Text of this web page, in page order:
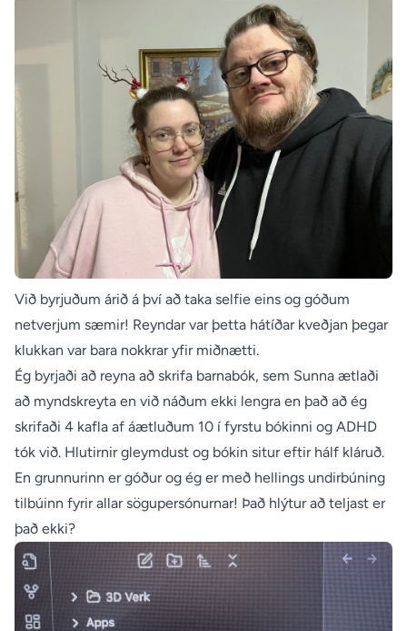
Við byrjuðum árið á því að taka selfie eins og góðum
netverjum sæmir! Reyndar var þetta hátíðar kveðjan þegar
klukkan var bara nokkrar yfir miðnætti.
Ég byrjaði að reyna að skrifa barnabók, sem Sunna ætlaði
að myndskreyta en við náðum ekki lengra en það að ég
skrifaði 4 kafla af áætluðum 10 í fyrstu bókinni og ADHD
tók við. Hlutirnir gleymdust og bókin situr eftir hálf kláruð.
En grunnurinn er góður og ég er með hellings undirbúning
tilbúinn fyrir allar sögupersónurnar! Það hlýtur að teljast er
það ekki?